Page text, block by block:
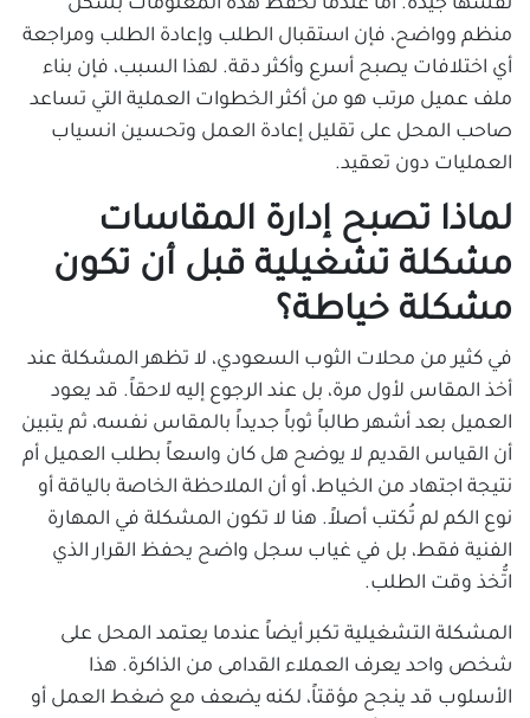
نفسها جيدة. أما عندما تُحفظ هذه المعلومات بشكل
منظم وواضح، فإن استقبال الطلب وإعادة الطلب ومراجعة
أي اختلافات يصبح أسرع وأكثر دقة. لهذا السبب، فإن بناء
ملف عميل مرتب هو من أكثر الخطوات العملية التي تساعد
صاحب المحل على تقليل إعادة العمل وتحسين انسياب
العمليات دون تعقيد.
لماذا تصبح إدارة المقاسات
مشكلة تشغيلية قبل أن تكون
مشكلة خياطة؟
في كثير من محلات الثوب السعودي، لا تظهر المشكلة عند
أخذ المقاس لأول مرة، بل عند الرجوع إليه لاحقاً. قد يعود
العميل بعد أشهر طالباً ثوباً جديداً بالمقاس نفسه، ثم يتبين
أن القياس القديم لا يوضح هل كان واسعاً بطلب العميل أم
نتيجة اجتهاد من الخياط، أو أن الملاحظة الخاصة بالياقة أو
نوع الكم لم تُكتب أصلاً. هنا لا تكون المشكلة في المهارة
الفنية فقط، بل في غياب سجل واضح يحفظ القرار الذي
اتُّخذ وقت الطلب.
المشكلة التشغيلية تكبر أيضاً عندما يعتمد المحل على
شخص واحد يعرف العملاء القدامى من الذاكرة. هذا
الأسلوب قد ينجح مؤقتاً، لكنه يضعف مع ضغط العمل أو